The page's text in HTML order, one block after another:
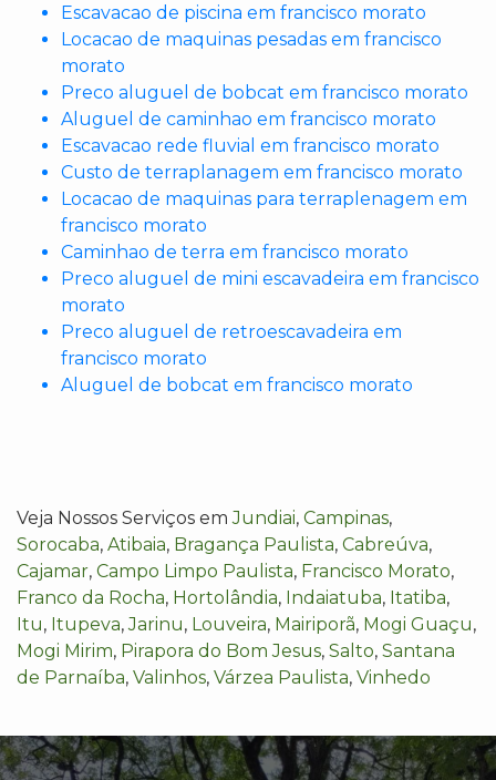
Escavacao de piscina em francisco morato
Locacao de maquinas pesadas em francisco
morato
Preco aluguel de bobcat em francisco morato
Aluguel de caminhao em francisco morato
Escavacao rede fluvial em francisco morato
Custo de terraplanagem em francisco morato
Locacao de maquinas para terraplenagem em
francisco morato
Caminhao de terra em francisco morato
Preco aluguel de mini escavadeira em francisco
morato
Preco aluguel de retroescavadeira em
francisco morato
Aluguel de bobcat em francisco morato
Veja Nossos Serviços emJundiai, Campinas,
Sorocaba, Atibaia, Bragança Paulista, Cabreúva,
Cajamar, Campo Limpo Paulista, Francisco Morato,
Franco da Rocha, Hortolândia, Indaiatuba, Itatiba,
Itu, Itupeva,Jarinu, Louveira, Mairiporã, Mogi Guaçu,
Mogi Mirim, Pirapora do Bom Jesus, Salto, Santana
de Parnaíba, Valinhos, Várzea Paulista, Vinhedo